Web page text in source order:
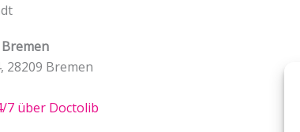
28209 Bremen
7 über Doctolib